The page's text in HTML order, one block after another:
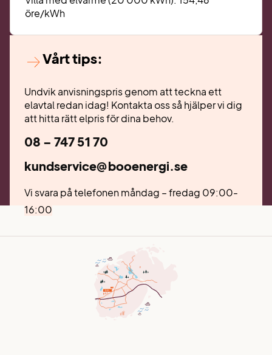
öre/kWh
Vårt tips:
Undvik anvisningspris genom att teckna ett
elavtal redan idag! Kontakta oss så hjälper vi dig
att hitta rätt elpris för dina behov.
08 – 747 51 70
kundservice@booenergi.se
Vi svara på telefonen måndag – fredag 09:00-
16:00